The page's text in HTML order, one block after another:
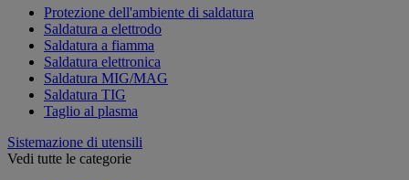
Protezione dell'ambiente di saldatura
Saldatura a elettrodo
Saldatura a fiamma
Saldatura elettronica
Saldatura MIG/MAG
Saldatura TIG
Taglio al plasma
Sistemazione di utensili
Vedi tutte le categorie